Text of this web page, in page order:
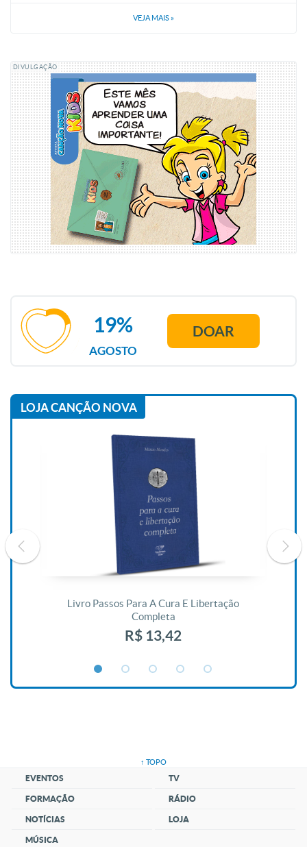
VEJA MAIS »
DIVULGAÇÃO
AGOSTO
19% DOAR
LOJA CANÇÃO NOVA
Livro Passos Para A Cura E Libertação
Completa
R$ 13,42
↑ TOPO
EVENTOS
FORMAÇÃO
NOTÍCIAS
MÚSICA
TV
RÁDIO
LOJA